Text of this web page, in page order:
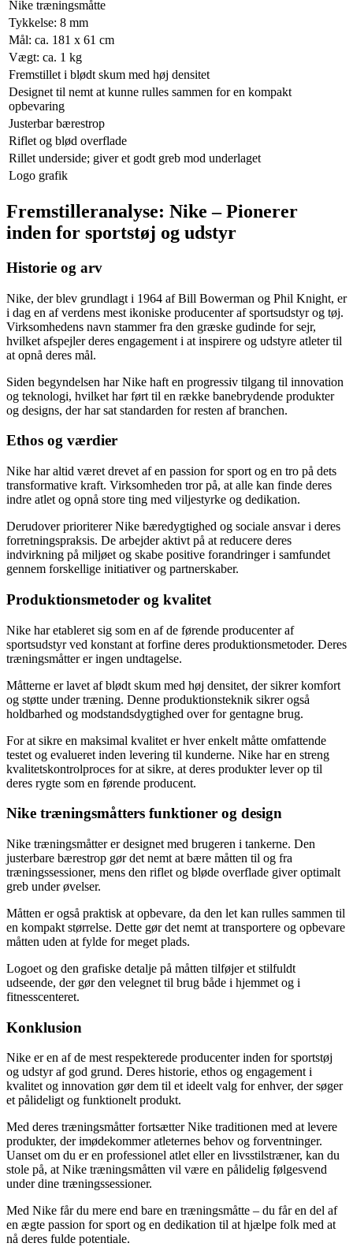
Nike træningsmåtte
Tykkelse: 8 mm
Mål: ca. 181 x 61 cm
Vægt: ca. 1 kg
Fremstillet i blødt skum med høj densitet
Designet til nemt at kunne rulles sammen for en kompakt
opbevaring
Justerbar bærestrop
Riflet og blød overflade
Rillet underside; giver et godt greb mod underlaget
Logo grafik
Fremstilleranalyse: Nike – Pionerer
inden for sportstøj og udstyr
Historie og arv
Nike, der blev grundlagt i 1964 af Bill Bowerman og Phil Knight, er
i dag en af verdens mest ikoniske producenter af sportsudstyr og tøj.
Virksomhedens navn stammer fra den græske gudinde for sejr,
hvilket afspejler deres engagement i at inspirere og udstyre atleter til
at opnå deres mål.
Siden begyndelsen har Nike haft en progressiv tilgang til innovation
og teknologi, hvilket har ført til en række banebrydende produkter
og designs, der har sat standarden for resten af branchen.
Ethos og værdier
Nike har altid været drevet af en passion for sport og en tro på dets
transformative kraft. Virksomheden tror på, at alle kan finde deres
indre atlet og opnå store ting med viljestyrke og dedikation.
Derudover prioriterer Nike bæredygtighed og sociale ansvar i deres
forretningspraksis. De arbejder aktivt på at reducere deres
indvirkning på miljøet og skabe positive forandringer i samfundet
gennem forskellige initiativer og partnerskaber.
Produktionsmetoder og kvalitet
Nike har etableret sig som en af de førende producenter af
sportsudstyr ved konstant at forfine deres produktionsmetoder. Deres
træningsmåtter er ingen undtagelse.
Måtterne er lavet af blødt skum med høj densitet, der sikrer komfort
og støtte under træning. Denne produktionsteknik sikrer også
holdbarhed og modstandsdygtighed over for gentagne brug.
For at sikre en maksimal kvalitet er hver enkelt måtte omfattende
testet og evalueret inden levering til kunderne. Nike har en streng
kvalitetskontrolproces for at sikre, at deres produkter lever op til
deres rygte som en førende producent.
Nike træningsmåtters funktioner og design
Nike træningsmåtter er designet med brugeren i tankerne. Den
justerbare bærestrop gør det nemt at bære måtten til og fra
træningssessioner, mens den riflet og bløde overflade giver optimalt
greb under øvelser.
Måtten er også praktisk at opbevare, da den let kan rulles sammen til
en kompakt størrelse. Dette gør det nemt at transportere og opbevare
måtten uden at fylde for meget plads.
Logoet og den grafiske detalje på måtten tilføjer et stilfuldt
udseende, der gør den velegnet til brug både i hjemmet og i
fitnesscenteret.
Konklusion
Nike er en af de mest respekterede producenter inden for sportstøj
og udstyr af god grund. Deres historie, ethos og engagement i
kvalitet og innovation gør dem til et ideelt valg for enhver, der søger
et pålideligt og funktionelt produkt.
Med deres træningsmåtter fortsætter Nike traditionen med at levere
produkter, der imødekommer atleternes behov og forventninger.
Uanset om du er en professionel atlet eller en livsstilstræner, kan du
stole på, at Nike træningsmåtten vil være en pålidelig følgesvend
under dine træningssessioner.
Med Nike får du mere end bare en træningsmåtte – du får en del af
en ægte passion for sport og en dedikation til at hjælpe folk med at
nå deres fulde potentiale.